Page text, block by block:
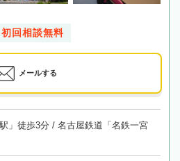
初回相談無料
メールする
」徒歩3分 / 名古屋鉄道「名鉄一宮